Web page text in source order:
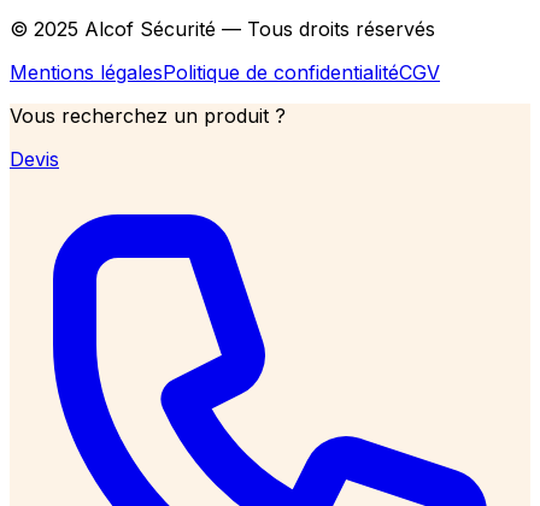
© 2025 Alcof Sécurité — Tous droits réservés
Mentions légalesPolitique de confidentialitéCGV
Vous recherchez un produit ?
Devis